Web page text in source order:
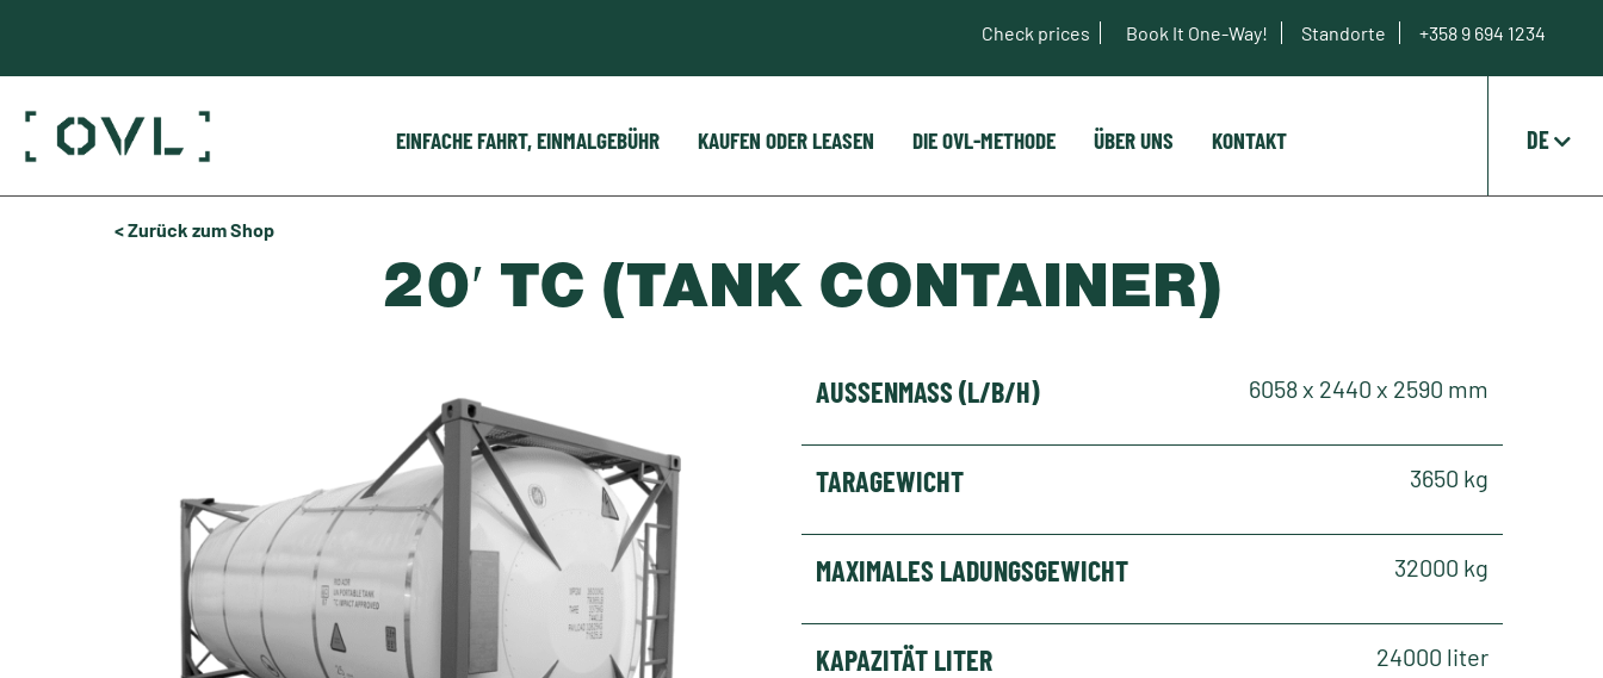
Check prices Book It One-Way! Standorte +358 9 694 1234
EINFACHE FAHRT, EINMALGEBÜHR KAUFEN ODER LEASEN DIE OVL-METHODE ÜBER UNS KONTAKT DE
< Zurück zum Shop
20′ TC (TANK CONTAINER)
AUSSENMASS (L/B/H) 6058 x 2440 x 2590 mm
TARAGEWICHT 3650 kg
MAXIMALES LADUNGSGEWICHT 32000 kg
KAPAZITÄT LITER 24000 liter